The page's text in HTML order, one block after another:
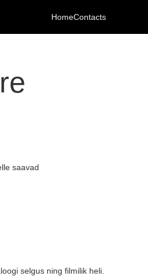
HomeContacts
saavad
selgus ning filmilik heli.